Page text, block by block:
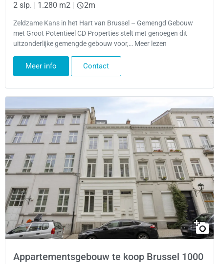
2 slp. | 1.280 m2 | 2m
Zeldzame Kans in het Hart van Brussel – Gemengd Gebouw
met Groot Potentieel CD Properties stelt met genoegen dit
uitzonderlijke gemengde gebouw voor,… Meer lezen
Meer info Contact
Appartementsgebouw te koop Brussel 1000